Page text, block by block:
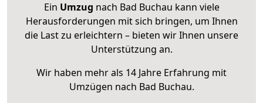
Ein Umzug nach Bad Buchau kann viele
Herausforderungen mit sich bringen, um Ihnen
die Last zu erleichtern – bieten wir Ihnen unsere
Unterstützung an.
Wir haben mehr als 14 Jahre Erfahrung mit
Umzügen nach Bad Buchau.